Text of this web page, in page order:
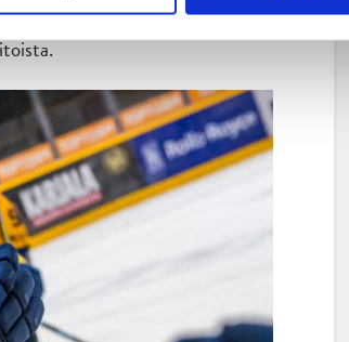
mielin. Runkosarjapelit ovat